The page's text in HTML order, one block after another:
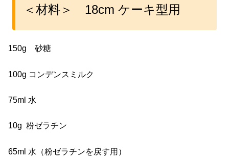
＜材料＞ 18cm ケーキ型用
150g 砂糖
100g コンデンスミルク
75ml 水
10g 粉ゼラチン
65ml 水（粉ゼラチンを戻す用）